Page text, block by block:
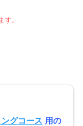
。
グコース 用の